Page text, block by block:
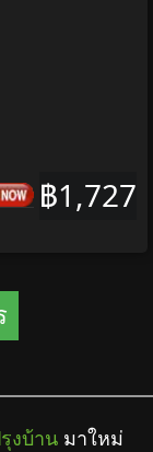
฿1,727
งบ้าน มาใหม่